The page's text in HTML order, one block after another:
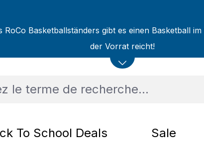
Basketballständers gibt es einen Basketball
der Vorrat reicht!
To School Deals Sale